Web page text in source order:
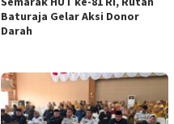
Baturaja Gelar Aksi Donor
Darah